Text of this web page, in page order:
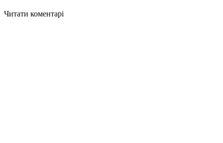
Читати коментарі